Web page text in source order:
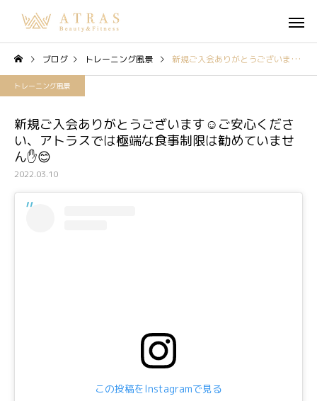
ブログ トレーニング風景 新規ご入会ありがとうございます☺️ご安心ください、アトラスでは極端な食事制限は勧めていません✋😊
トレーニング風景
新規ご入会ありがとうございます☺️ご安心くださ
い、アトラスでは極端な食事制限は勧めていませ
ん✋😊
2022.03.10
この投稿をInstagramで見る